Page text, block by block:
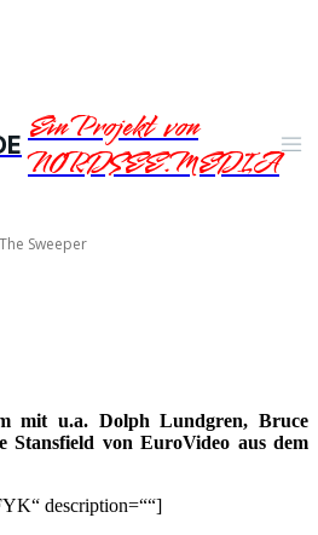
Ein Projekt von
NORDSEE.MEDIA
The Sweeper
mit u.a. Dolph Lundgren, Bruce
von EuroVideo aus dem
description=““]